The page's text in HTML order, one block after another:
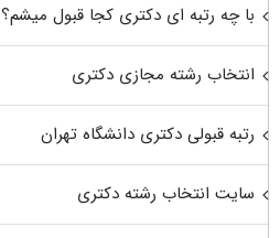
با چه رتبه ای دکتری کجا قبول میشم؟
انتخاب رشته مجازی دکتری
رتبه قبولی دکتری دانشگاه تهران
سایت انتخاب رشته دکتری